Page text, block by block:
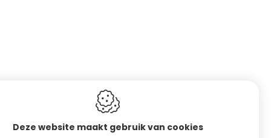
Deze website maakt gebruik van cookies